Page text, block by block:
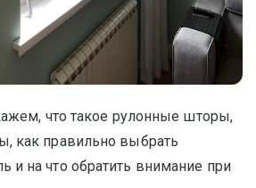
что такое рулонные шторы,
как правильно выбрать
и на что обратить внимание при